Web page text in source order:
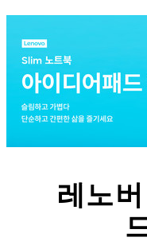
레노